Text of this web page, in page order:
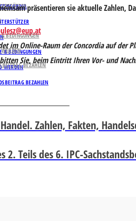
& BEDINGUNGEN
WERDEN
BEZAHLEN
& BEDINGUNGEN
BEZAHLEN
präsentieren sie aktuelle Zahlen,
im Online-Raum der Concordia auf
Sie, beim Eintritt Ihren Vor- und
Zahlen, Fakten,
2. Teils des 6. IPC-